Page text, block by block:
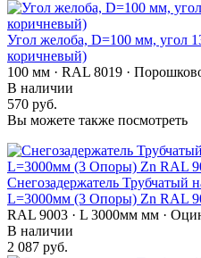
Угол желоба, D=100 мм, угол
коричневый)
100 мм · RAL 8019 ·
В наличии
570 руб.
Вы можете также посмотреть
Снегозадержатель Трубчатый
L=3000мм (3 Опоры) Zn RAL
RAL 9003 · L 3000мм мм ·
В наличии
2 087 руб.